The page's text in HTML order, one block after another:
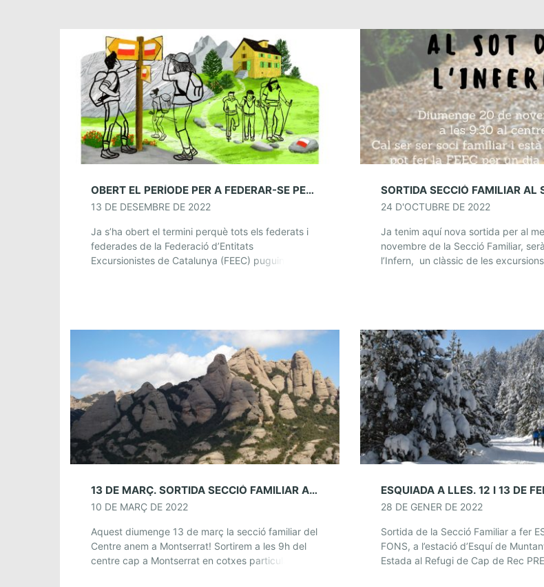
OBERT EL PERÍODE PER A FEDERAR-SE PER AL 2023
13 DE DESEMBRE DE 2022
Ja s’ha obert el termini perquè tots els federats i
federades de la Federació d’Entitats
Excursionistes de Catalunya (FEEC) puguin
24 D'OCTUBRE DE 2022
Ja tenim aquí nova sortida per al
novembre de la Secció Familiar,
l’Infern, un clàssic de les excursions
13 DE MARÇ. SORTIDA SECCIÓ FAMILIAR A MONTSERRAT
10 DE MARÇ DE 2022
Aquest diumenge 13 de març la secció familiar del
Centre anem a Montserrat! Sortirem a les 9h del
centre cap a Montserrat en cotxes particulars, on
ESQUIADA A LLES. 12 I 13 DE
28 DE GENER DE 2022
Sortida de la Secció Familiar a fer
FONS, a l’estació d’Esquí de
Estada al Refugi de Cap de Rec